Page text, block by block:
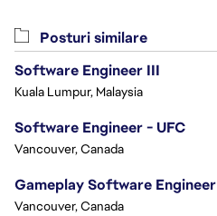
Posturi similare
Software Engineer III
Kuala Lumpur, Malaysia
Software Engineer - UFC
Vancouver, Canada
Gameplay Software Engineer
Vancouver, Canada